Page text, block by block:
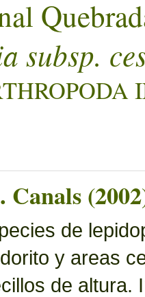
subsp.
de
y areas
de altura.